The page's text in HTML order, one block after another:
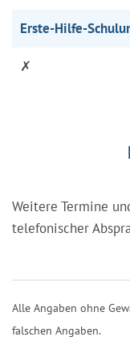
Erste-Hilfe-
✗
Weitere Termine
telefonischer
Alle Angaben ohne
falschen Angaben.